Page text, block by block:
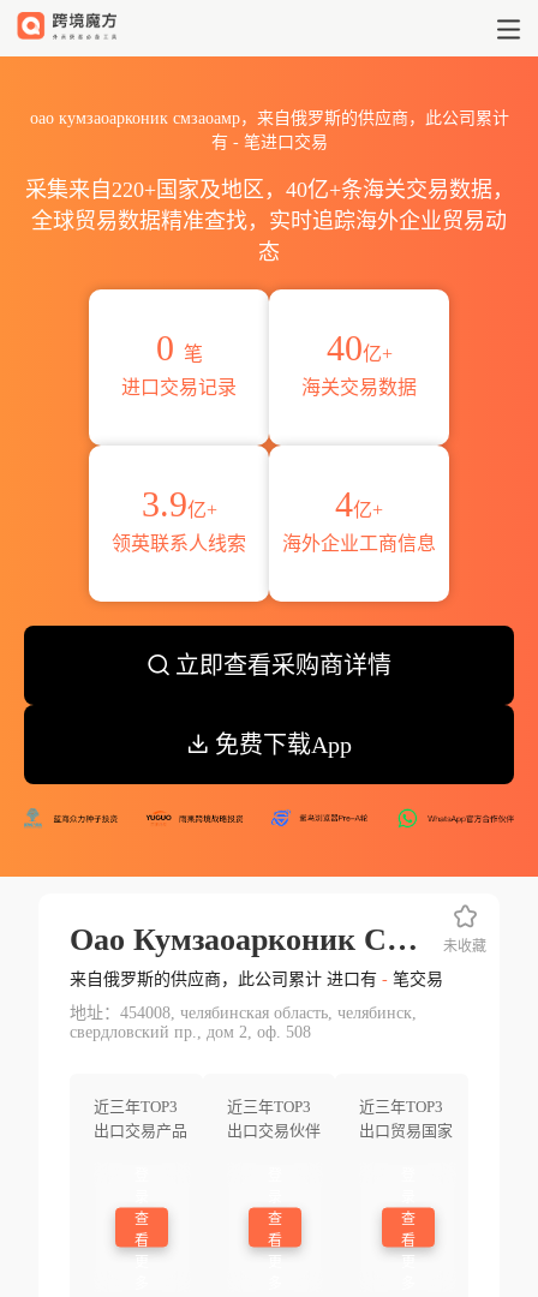
оао кумзаоарконик смзаоамр，来自俄罗斯的供应商，此公司累计
有 -笔进口交易
采集来自220+国家及地区，40亿+条海关交易数据，
全球贸易数据精准查找，实时追踪海外企业贸易动
态
0 笔
进口交易记录
40亿+
海关交易数据
3.9亿+
领英联系人线索
4亿+
海外企业工商信息
立即查看采购商详情
免费下载App
Оао Кумзаоарконик Смзаоамр
来自俄罗斯的供应商，此公司累计 进口有 -笔交易
地址：454008, челябинская область, челябинск,
свердловский пр., дом 2, оф. 508
近三年TOP3
出口交易产品
查
看
近三年TOP3
出口交易伙伴
查
看
近三年TOP3
出口贸易国家
查
看
未收藏